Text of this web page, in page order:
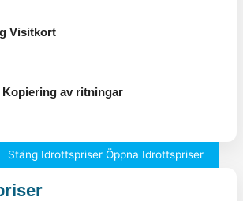
Visitkort
av ritningar
Stäng Idrottspriser Öppna Idrottspriser